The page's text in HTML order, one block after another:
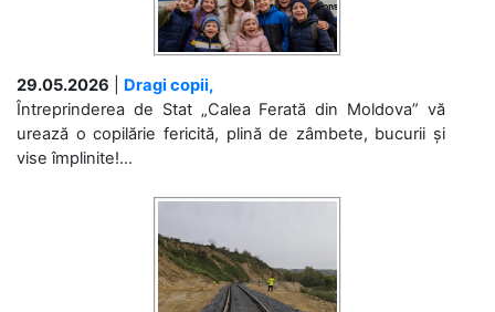
29.05.2026
Dragi copii,
Întreprinderea de Stat „Calea Ferată din Moldova” vă
urează o copilărie fericită, plină de zâmbete, bucurii și
vise împlinite!...